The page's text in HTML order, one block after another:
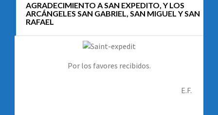
AGRADECIMIENTO A SAN EXPEDITO, Y LOS
ARCÁNGELES SAN GABRIEL, SAN MIGUEL Y SAN
RAFAEL
Por los favores recibidos.
E.F.